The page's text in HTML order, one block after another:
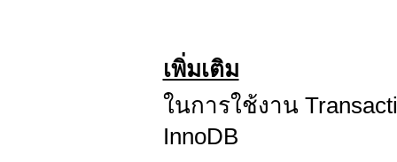
เพิ่มเติม
ในการใช้งาน
InnoDB